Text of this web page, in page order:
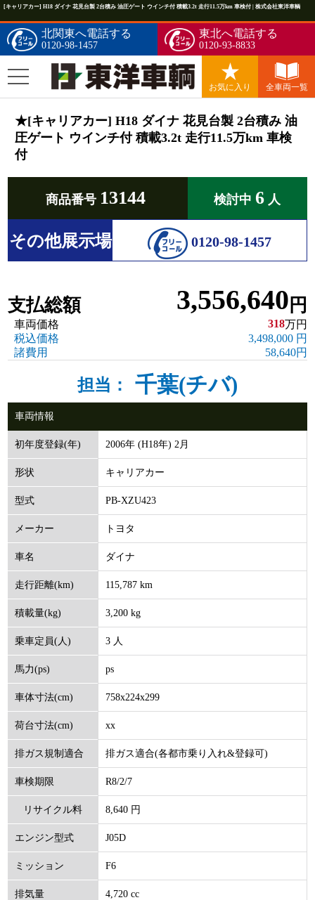
[キャリアカー] H18 ダイナ 花見台製 2台積み 油圧ゲート ウインチ付 積載3.2t 走行11.5万km 車検付 | 株式会社東洋車輌
北関東へ電話する
0120-98-1457
東北へ電話する
0120-93-8833
お気に入り 全車両一覧
★[キャリアカー] H18 ダイナ 花見台製 2台積み 油
圧ゲート ウインチ付 積載3.2t 走行11.5万km 車検
付
商品番号 13144 検討中 6 人
その他展示場 0120-98-1457
支払総額 3,556,640 円
車両価格 318万円
税込価格
3,498,000 円
諸費用
58,640円
担当： 千葉(チバ)
車両情報
初年度登録(年) 2006年 (H18年) 2月
形状 キャリアカー
型式 PB-XZU423
メーカー トヨタ
車名 ダイナ
走行距離(km) 115,787 km
積載量(kg) 3,200 kg
乗車定員(人) 3 人
馬力(ps) ps
車体寸法(cm) 758x224x299
荷台寸法(cm) xx
排ガス規制適合 排ガス適合(各都市乗り入れ&登録可)
車検期限 R8/2/7
リサイクル料
(円)
8,640 円
エンジン型式 J05D
ミッション F6
排気量 4,720 cc